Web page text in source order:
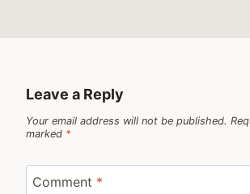
Leave a Reply
Your email address will not be published.
marked *
Comment *